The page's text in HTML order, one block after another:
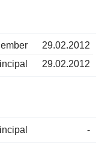
29.02.2012
29.02.2012
-